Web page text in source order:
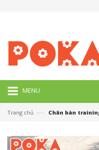
MENU
Trang chủ —› Chân bàn